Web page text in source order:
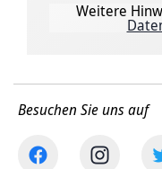
Weitere
Besuchen Sie uns auf